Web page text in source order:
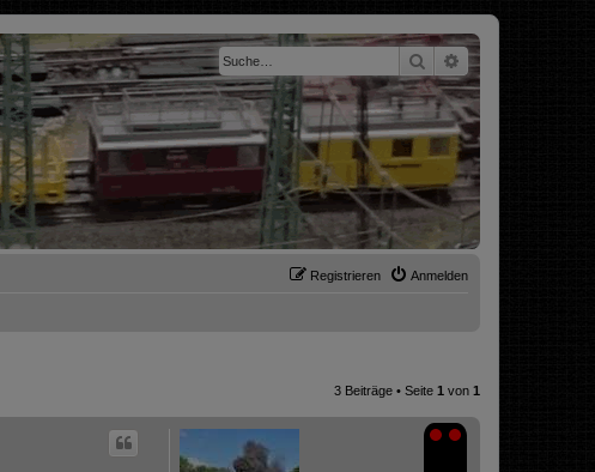
SucheErweiterte Suche
Anmelden
Registrieren
3 Beiträge • Seite 1 von 1